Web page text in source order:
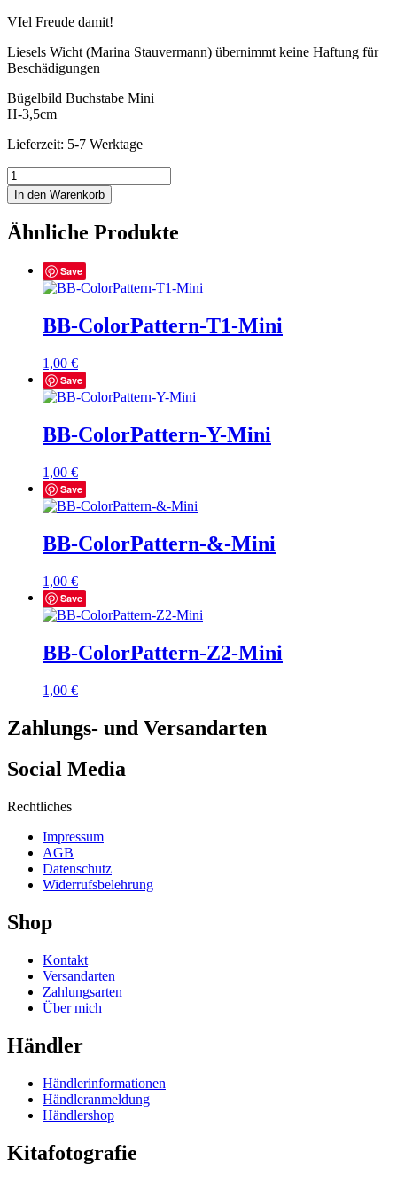
VIel Freude damit!
Liesels Wicht (Marina Stauvermann) übernimmt keine Haftung für
Beschädigungen
Bügelbild Buchstabe Mini
H-3,5cm
Lieferzeit: 5-7 Werktage
BB-
ColorPattern-
I1-
Mini
Menge
In den Warenkorb
Ähnliche Produkte
Save
BB-ColorPattern-T1-Mini
1,00 €
Save
BB-ColorPattern-Y-Mini
1,00 €
Save
BB-ColorPattern-&-Mini
1,00 €
Save
BB-ColorPattern-Z2-Mini
1,00 €
Zahlungs- und Versandarten
Social Media
Rechtliches
Impressum
AGB
Datenschutz
Widerrufsbelehrung
Shop
Kontakt
Versandarten
Zahlungsarten
Über mich
Händler
Händlerinformationen
Händleranmeldung
Händlershop
Kitafotografie